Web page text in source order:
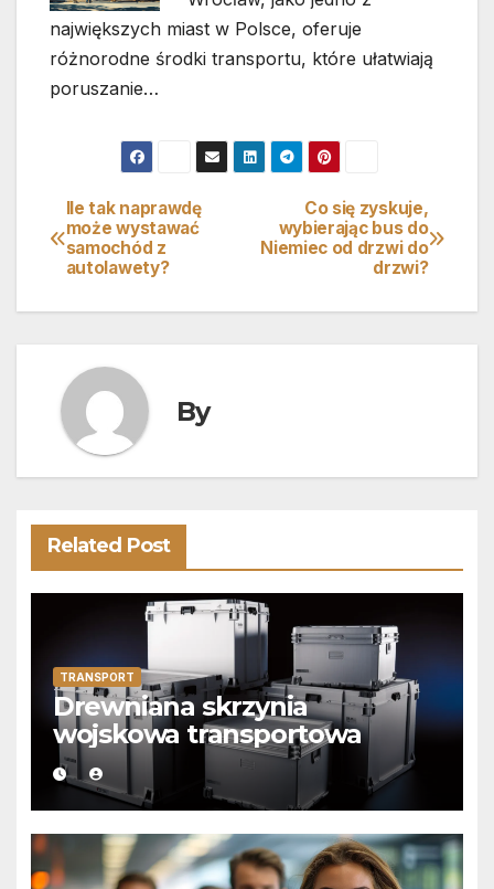
największych miast w Polsce, oferuje
różnorodne środki transportu, które ułatwiają
poruszanie…
Nawigacja
wpisu
Co się zyskuje,
wybierając bus do
Niemiec od drzwi do
drzwi?
Ile tak naprawdę
może wystawać
samochód z
autolawety?
By
Related Post
TRANSPORT
Drewniana skrzynia
wojskowa transportowa